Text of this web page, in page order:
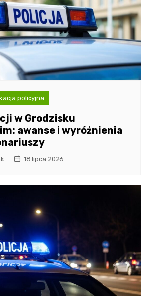
policyjna
w Grodzisku
awanse i wyróżnienia
18 lipca 2026